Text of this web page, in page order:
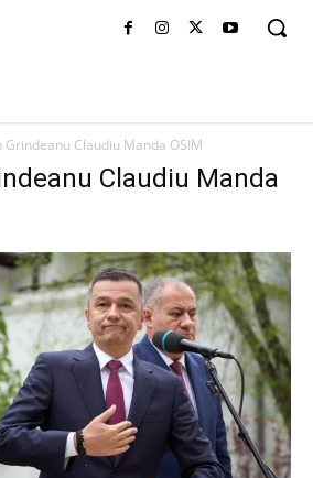
Grindeanu Claudiu Manda OSIM
Claudiu Manda